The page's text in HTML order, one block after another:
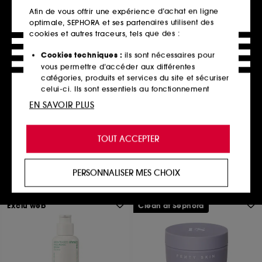
BYOMA
Sérum Hydratant
Soin visage apaisant
731
18,00€
Ajouter au panier
Exclu web Clean at Sephora
Afin de vous offrir une expérience d’achat en ligne
optimale, SEPHORA et ses partenaires utilisent des
cookies et autres traceurs, tels que des :
Cookies techniques : ils sont nécessaires pour
vous permettre d’accéder aux différentes
catégories, produits et services du site et sécuriser
celui-ci. Ils sont essentiels au fonctionnement
technique du site et ne peuvent être désactivés.
de vous offrir une expérience enrichie et
personnalisée en vous recommandant des
produits, des services et des contenus qui
proposer des offres promotionnelles adaptées à
votre profil.
Cookies réseaux sociaux et publicité :ils sont
utilisés pour vous présenter du contenu susceptible
de vous plaire via des publicités, y compris sur des
sites tiers et sur les réseaux sociaux, sur la base
des pages que vous avez consultées, de votre
TOUT ACCEPTER
PERSONNALISER MES CHOIX
EN SAVOIR PLUS